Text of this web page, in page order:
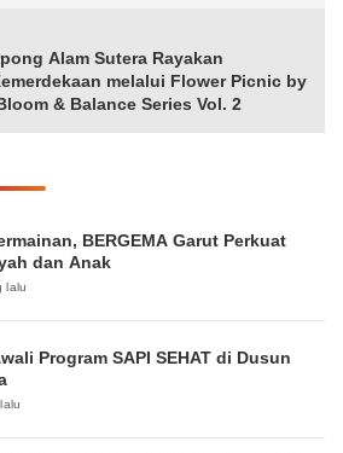
Alam Sutera Rayakan
melalui Flower Picnic by
& Balance Series Vol. 2
BERGEMA Garut Perkuat
dan Anak
lalu
Program SAPI SEHAT di Dusun